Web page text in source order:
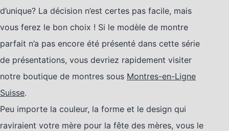
d’unique? La décision n’est certes pas facile, mais
vous ferez le bon choix ! Si le modèle de montre
parfait n’a pas encore été présenté dans cette série
de présentations, vous devriez rapidement visiter
notre boutique de montres sous Montres-en-Ligne
Suisse.
Peu importe la couleur, la forme et le design qui
raviraient votre mère pour la fête des mères, vous le